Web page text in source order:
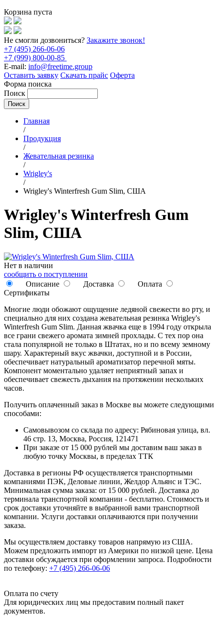
Корзина пуста
Не смогли дозвониться? Закажите звонок!
+7 (495) 266-06-06
+7 (999) 800-00-85
E-mail: info@freetime.group
Оставить заявку Скачать прайс Оферта
Форма поиска
Поиск
Главная
/
Продукция
/
Жевательная резинка
/
Wrigley's
/
Wrigley's Winterfresh Gum Slim, США
Wrigley's Winterfresh Gum
Slim, США
Нет в наличии
сообщить о поступлении
Описание
Доставка
Оплата
Сертификаты
Многие люди обожают ощущение ледяной свежести во рту, и
специально для них создана жевательная резинка Wrigley's
Winterfresh Gum Slim. Данная жвачка еще в 1994 году открыла
все грани свежего аромата зимней прохлады. С тех пор она
стала популярной не только в Штатах, но и по всему земному
шару. Характерный вкус жвачки, доступной и в России,
обеспечивает натуральный ароматизатор перечной мяты.
Компонент моментально удаляет неприятный запах и
обеспечивает свежесть дыхания на протяжении нескольких
часов.
Получить оплаченный заказ в Москве вы можете следующими
способами:
Самовывозом со склада по адресу: Рябиновая улица, вл.
46 стр. 13, Москва, Россия, 121471
При заказе от 15 000 рублей мы доставим ваш заказ в
любую точку Москвы, в пределах ТТК
Доставка в регионы РФ осуществляется транспортными
компаниями ПЭК, Деловые линии, Желдор Альянс и ТЭС.
Минимальная сумма заказа: от 15 000 рублей. Доставка до
терминала транспортной компании - бесплатно. Стоимость и
срок доставки уточняйте в выбранной вами транспортной
компании. Услуги доставки оплачиваются при получении
заказа.
Мы осуществляем доставку товаров напрямую из США.
Можем предложить импорт из Америки по низкой цене. Цена
доставки обсуждается при оформлении запроса. Подробности
по телефону: +7 (495) 266-06-06
Оплата по счету
Для юридических лиц мы предоставим полный пакет
документов.